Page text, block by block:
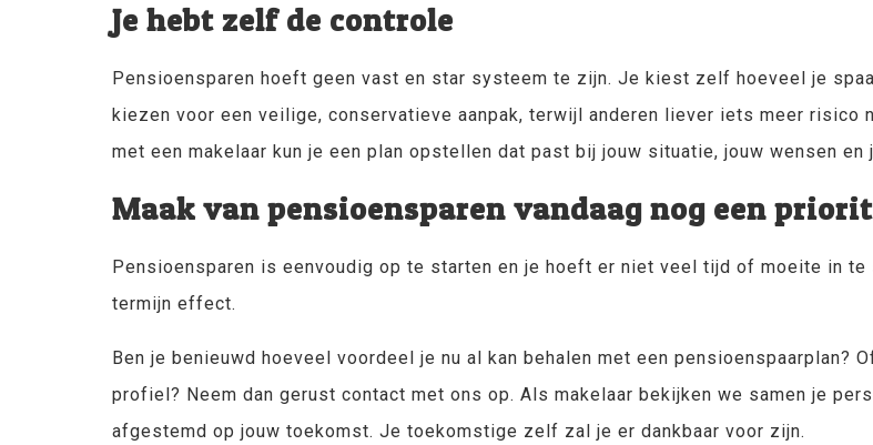
Je hebt zelf de controle
Pensioensparen hoeft geen vast en star systeem te zijn. Je kiest zelf hoeveel je
kiezen voor een veilige, conservatieve aanpak, terwijl anderen liever iets meer risico
met een makelaar kun je een plan opstellen dat past bij jouw situatie, jouw wensen en
Maak van pensioensparen vandaag nog een
Pensioensparen is eenvoudig op te starten en je hoeft er niet veel tijd of moeite in
termijn effect.
Ben je benieuwd hoeveel voordeel je nu al kan behalen met een
profiel? Neem dan gerust contact met ons op. Als makelaar bekijken we samen je
afgestemd op jouw toekomst. Je toekomstige zelf zal je er dankbaar voor zijn.